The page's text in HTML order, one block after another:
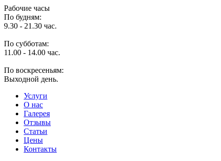
Рабочие часы
По будням:
9.30 - 21.30 час.
По субботам:
11.00 - 14.00 час.
По воскресеньям:
Выходной день.
Услуги
O нас
Галерея
Отзывы
Статьи
Цены
Контакты